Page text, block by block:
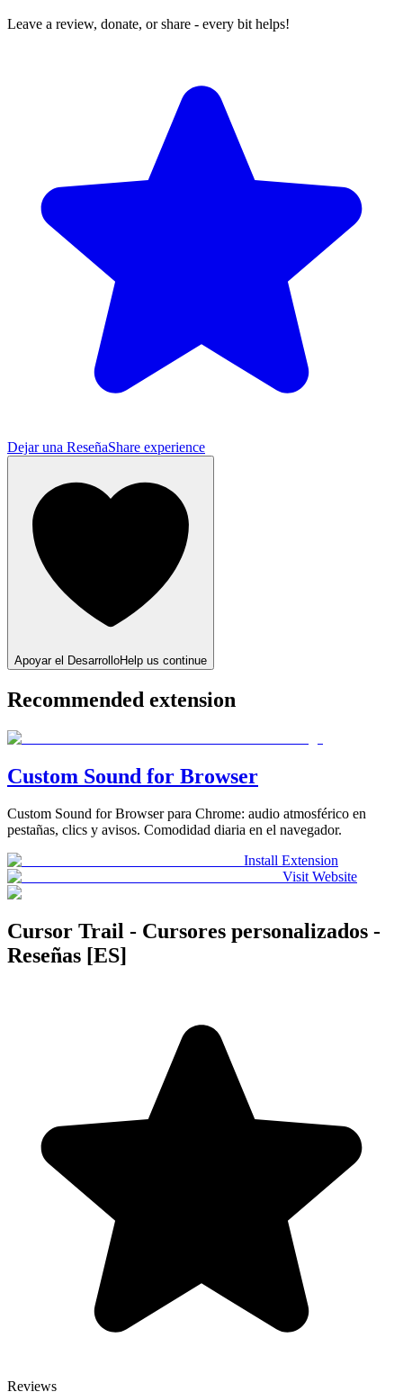
Leave a review, donate, or share - every bit helps!
Dejar una ReseñaShare experience
Apoyar el DesarrolloHelp us continue
Recommended extension
Custom Sound for Browser
Custom Sound for Browser para Chrome: audio atmosférico en
pestañas, clics y avisos. Comodidad diaria en el navegador.
Install Extension
Visit Website
Cursor Trail - Cursores personalizados -
Reseñas [ES]
Reviews